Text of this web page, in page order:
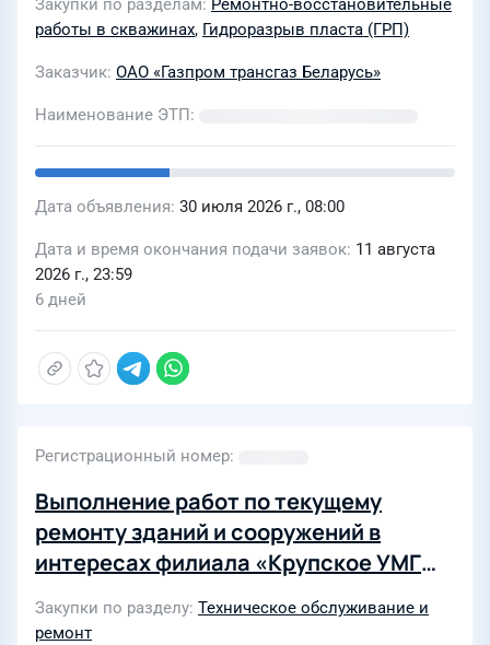
ОАО Газпром трансгаз Беларусь в
Закупки по разделам Ремонтно-восстановительные
работы в скважинах, Гидроразрыв пласта (ГРП)
Заказчик ОАО «Газпром трансгаз Беларусь»
Наименование ЭТП
Дата объявления 30 июля 2026 г., 08:00
Дата и время окончания подачи заявок 11 августа
2026 г., 23:59
6 дней
Регистрационный номер
Выполнение работ по текущему
ремонту зданий и сооружений в
интересах филиала «Крупское УМГ
ОАО Газпром трансгаз Беларусь в
2027 году
Закупки по разделу Техническое обслуживание и
ремонт